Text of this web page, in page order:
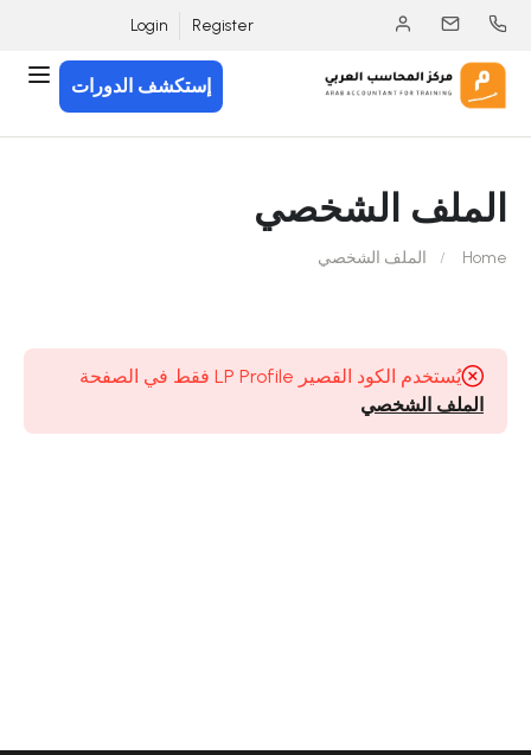
Register
Login
إستكشف الدورات
الملف الشخصي
Home الملف الشخصي
يُستخدم الكود القصير LP Profile فقط في الصفحة
الملف الشخصي